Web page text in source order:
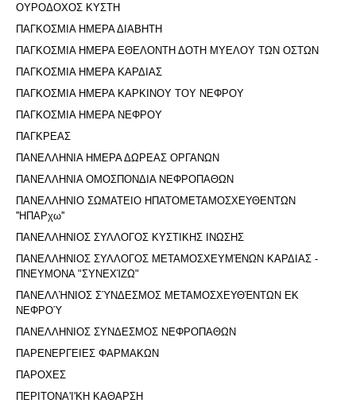
ΟΥΡΟΔΟΧΟΣ ΚΥΣΤΗ
ΠΑΓΚΟΣΜΙΑ ΗΜΕΡΑ ΔΙΑΒΗΤΗ
ΠΑΓΚΟΣΜΙΑ ΗΜΕΡΑ ΕΘΕΛΟΝΤΗ ΔΟΤΗ ΜΥΕΛΟΥ ΤΩΝ ΟΣΤΩΝ
ΠΑΓΚΟΣΜΙΑ ΗΜΕΡΑ ΚΑΡΔΙΑΣ
ΠΑΓΚΟΣΜΙΑ ΗΜΕΡΑ ΚΑΡΚΙΝΟΥ ΤΟΥ ΝΕΦΡΟΥ
ΠΑΓΚΟΣΜΙΑ ΗΜΕΡΑ ΝΕΦΡΟΥ
ΠΑΓΚΡΕΑΣ
ΠΑΝΕΛΛΗΝΙΑ ΗΜΕΡΑ ΔΩΡΕΑΣ ΟΡΓΑΝΩΝ
ΠΑΝΕΛΛΗΝΙΑ ΟΜΟΣΠΟΝΔΙΑ ΝΕΦΡΟΠΑΘΩΝ
ΠΑΝΕΛΛΗΝΙΟ ΣΩΜΑΤΕΙΟ ΗΠΑΤΟΜΕΤΑΜΟΣΧΕΥΘΕΝΤΩΝ
''ΗΠΑΡχω''
ΠΑΝΕΛΛΗΝΙΟΣ ΣΥΛΛΟΓΟΣ ΚΥΣΤΙΚΗΣ ΙΝΩΣΗΣ
ΠΑΝΕΛΛΗΝΙΟΣ ΣΥΛΛΟΓΟΣ ΜΕΤΑΜΟΣΧΕΥΜΈΝΩΝ ΚΑΡΔΙΑΣ -
ΠΝΕΥΜΟΝΑ "ΣΥΝΕΧΊΖΩ"
ΠΑΝΕΛΛΉΝΙΟΣ ΣΎΝΔΕΣΜΟΣ ΜΕΤΑΜΟΣΧΕΥΘΈΝΤΩΝ ΕΚ
ΝΕΦΡΟΎ
ΠΑΝΕΛΛΗΝΙΟΣ ΣΥΝΔΕΣΜΟΣ ΝΕΦΡΟΠΑΘΩΝ
ΠΑΡΕΝΕΡΓΕΙΕΣ ΦΑΡΜΑΚΩΝ
ΠΑΡΟΧΕΣ
ΠΕΡΙΤΟΝΑ'I'ΚΗ ΚΑΘΑΡΣΗ